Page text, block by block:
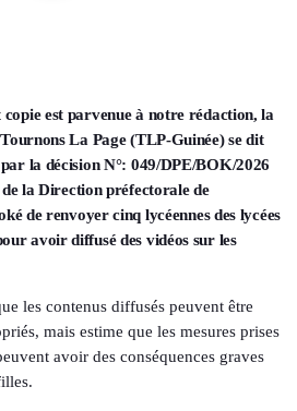
est parvenue à notre rédaction, la
La Page (TLP-Guinée) se dit
la décision N°: 049/DPE/BOK/2026
la Direction préfectorale de
de renvoyer cinq lycéennes des lycées
avoir diffusé des vidéos sur les
les contenus diffusés peuvent être
mais estime que les mesures prises
avoir des conséquences graves